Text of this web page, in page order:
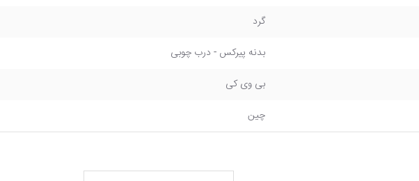
گرد
بدنه پیرکس - درب چوبی
بی وی کی
چین